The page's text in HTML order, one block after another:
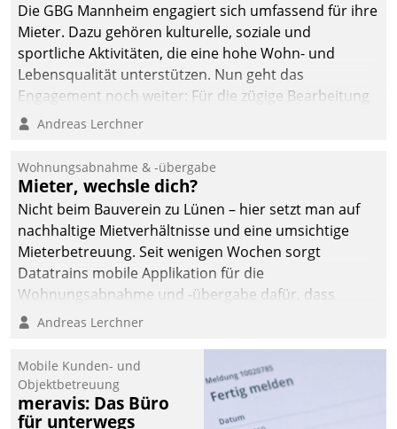
Die GBG Mannheim engagiert sich umfassend für ihre
Mieter. Dazu gehören kulturelle, soziale und
sportliche Aktivitäten, die eine hohe Wohn- und
Lebensqualität unterstützen. Nun geht das
Engagement noch weiter: Für die zügige Bearbeitung
von Beschwerden – oder Lob – richtet das
und Beschwerde-Management einen eigenen Kanal
ein.
Andreas Lerchner
Wohnungsabnahme & -übergabe
Mieter, wechsle dich?
Nicht beim Bauverein zu Lünen – hier setzt man auf
nachhaltige Mietverhältnisse und eine umsichtige
Mieterbetreuung. Seit wenigen Wochen sorgt
Datatrains mobile Applikation für die
Wohnungsabnahme und -übergabe dafür, dass
Mieter wohlgeordnet kommen und, so es sein muss,
Andreas Lerchner
Mobile Kunden- und
Objektbetreuung
meravis: Das Büro
für unterwegs